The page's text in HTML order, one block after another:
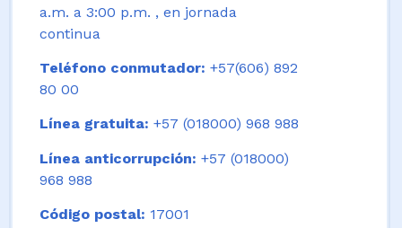
a.m. a 3:00 p.m. , en jornada
continua
Teléfono conmutador: +57(606) 892
80 00
Línea gratuita: +57 (018000) 968 988
Línea anticorrupción: +57 (018000)
968 988
Código postal: 17001